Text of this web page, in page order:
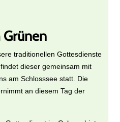
traditionellen Gottesdienste
findet dieser gemeinsam mit
am Schlosssee statt. Die
an diesem Tag der